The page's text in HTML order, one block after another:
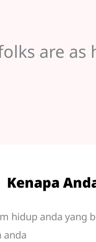
are as
Kenapa
hidup anda yang
anda